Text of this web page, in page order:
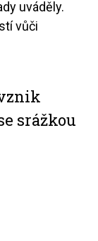
uváděly.
vůči
srážkou